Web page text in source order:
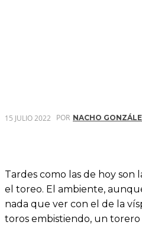
15 JULIO 2022 POR NACHO
Tardes como las de hoy son
el toreo. El ambiente,
nada que ver con el de la
toros embistiendo, un